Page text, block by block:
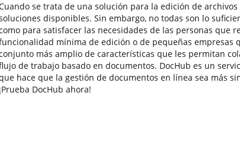
se trata de una solución para la edición de
disponibles. Sin embargo, no todas son lo
para satisfacer las necesidades de las personas que
mínima de edición o de pequeñas empresas
más amplio de características que les permitan
de trabajo basado en documentos. DocHub es un
hace que la gestión de documentos en línea sea más
¡Prueba DocHub ahora!